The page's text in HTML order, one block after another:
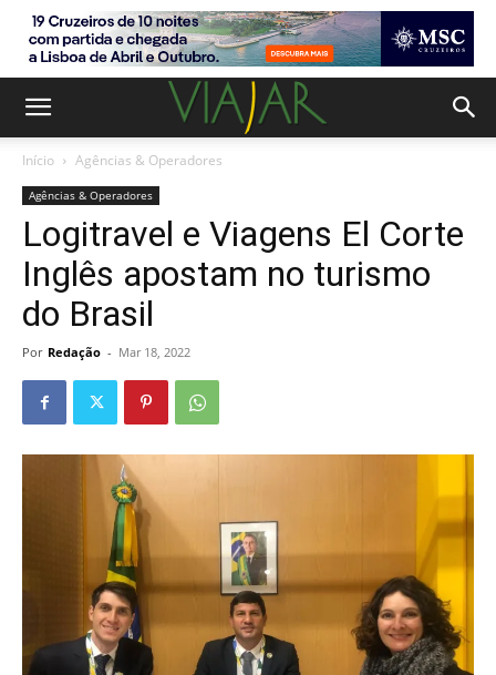
Início Agências & Operadores
Agências & Operadores
Logitravel e Viagens El Corte
Inglês apostam no turismo
do Brasil
Por Redação - Mar 18, 2022